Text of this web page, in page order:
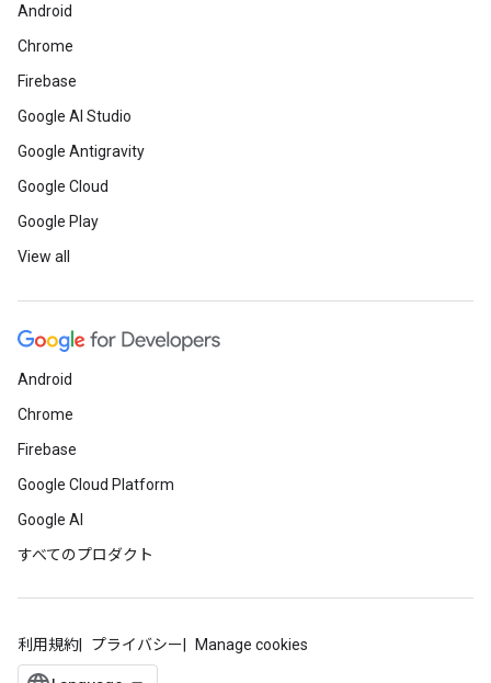
Android
Chrome
Firebase
Google AI Studio
Google Antigravity
Google Cloud
Google Play
View all
Android
Chrome
Firebase
Google Cloud Platform
Google AI
すべてのプロダクト
利用規約 プライバシー Manage cookies